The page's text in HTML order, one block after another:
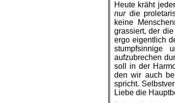
Heute kräht
nurdie
keine
grassiert, der
ergo eigentlich
stumpfsinnige
aufzubrechen
soll in der
den wir auch
spricht.
Liebe die